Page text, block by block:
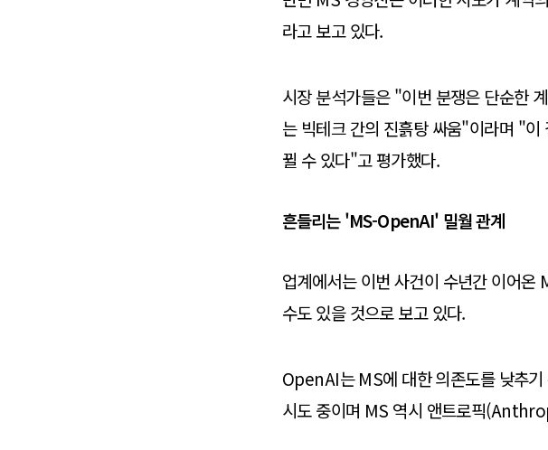
라고 보고 있다.
시장 분석가들은 "이번 분쟁은 단순한
는 빅테크 간의 진흙탕 싸움"이라며 "
뀔 수 있다"고 평가했다.
흔들리는 'MS-OpenAI' 밀월 관계
업계에서는 이번 사건이 수년간 이어
수도 있을 것으로 보고 있다.
OpenAI는 MS에 대한 의존도를 낮추
시도 중이며 MS 역시 앤트로픽